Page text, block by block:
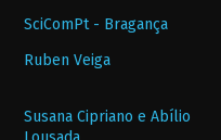
SciComPt - Bragança
Ruben Veiga
Susana Cipriano e Abílio